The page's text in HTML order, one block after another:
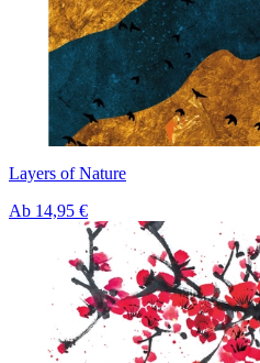
Layers of Nature
Ab 14,95 €